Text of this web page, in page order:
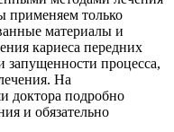
применяем только
материалы и
кариеса передних
запущенности процесса,
На
доктора подробно
и обязательно